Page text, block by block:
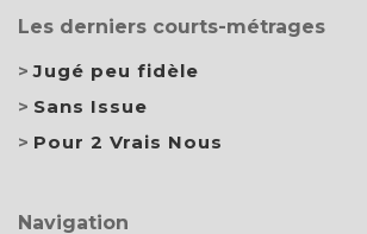
Les derniers courts-métrages
Jugé peu fidèle
Sans Issue
Pour 2 Vrais Nous
Navigation